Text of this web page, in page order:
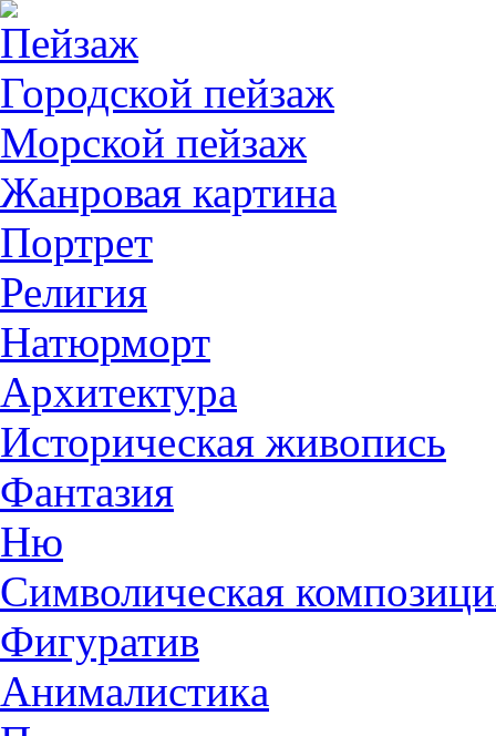
Пейзаж
Городской пейзаж
Морской пейзаж
Жанровая картина
Портрет
Религия
Натюрморт
Архитектура
Историческая живопись
Фантазия
Ню
Символическая
Фигуратив
Анималистикa